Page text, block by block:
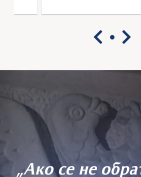
„Ако се не